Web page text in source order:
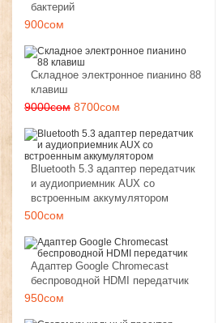
бактерий
900сом
Складное электронное пианино 88
клавиш
9000сом 8700сом
Bluetooth 5.3 адаптер передатчик
и аудиоприемник AUX со
встроенным аккумулятором
500сом
Адаптер Google Chromecast
беспроводной HDMI передатчик
950сом